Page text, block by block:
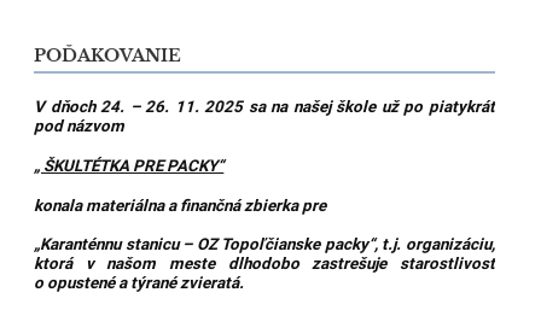
POĎAKOVANIE
V dňoch 24. – 26. 11. 2025 sa na našej škole už po piatykrát
pod názvom
„ ŠKULTÉTKA PRE PACKY“
konala materiálna a finančná zbierka pre
„Karanténnu stanicu – OZ Topoľčianske packy“, t.j. organizáciu,
ktorá v našom meste dlhodobo zastrešuje starostlivosť
o opustené a týrané zvieratá.